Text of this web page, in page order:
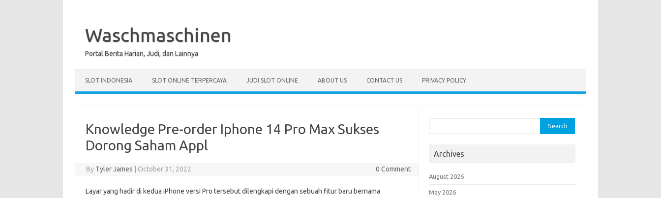
contentWaschmaschinen
Portal Berita Harian, Judi, dan Lainnya
SLOT INDONESIA SLOT ONLINE TERPERCAYA JUDI SLOT ONLINE ABOUT US CONTACT US PRIVACY POLICY
Knowledge Pre-order Iphone 14 Pro Max Sukses
Dorong Saham Appl
By Tyler James October 31, 2022 0 Comment
Layar yang hadir di kedua iPhone versi Pro tersebut dilengkapi dengan sebuah fitur baru bernama
for:
Archives
August 2026
May 2026